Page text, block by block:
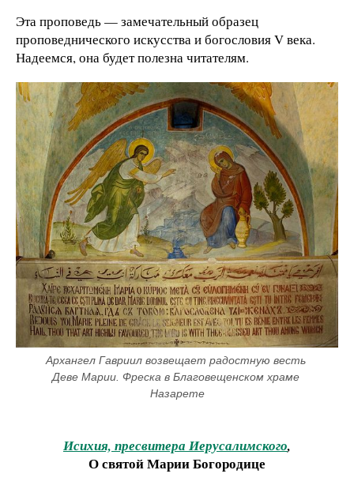
Эта проповедь — замечательный образец
проповеднического искусства и богословия V века.
Надеемся, она будет полезна читателям.
Архангел Гавриил возвещает радостную весть
Деве Марии. Фреска в Благовещенском храме
Назарете
Исихия, пресвитера Иерусалимского,
О святой Марии Богородице